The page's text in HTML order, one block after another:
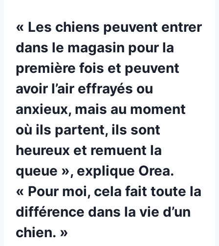
« Les chiens peuvent entrer
dans le magasin pour la
première fois et peuvent
avoir l’air effrayés ou
anxieux, mais au moment
où ils partent, ils sont
heureux et remuent la
queue », explique Orea.
« Pour moi, cela fait toute la
différence dans la vie d’un
chien. »